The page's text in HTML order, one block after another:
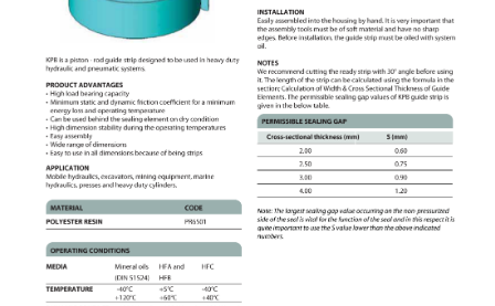
Projekty:
+48 732 527 128
info@powerhydraulics.eu
www.powerhydraulics.eu
Engineering for motion